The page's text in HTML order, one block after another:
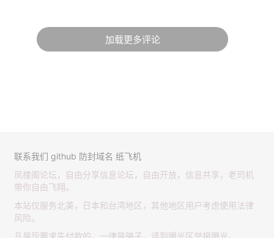
加载更多评论
联系我们 github 防封域名 纸飞机
凤楼阁论坛，自由分享信息论坛，自由开放，信息共享，老司机
带你自由飞翔。
本站仅服务北美，日本和台湾地区，其他地区用户考虑使用法律
风险。
凡是现要求先付款的，一律是骗子，请到曝光区举报曝光。